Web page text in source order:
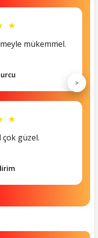
★
mükemmel.
★
güzel.
>